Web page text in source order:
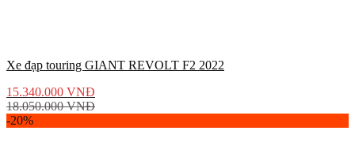
Xe đạp touring GIANT REVOLT F2 2022
15.340.000 VNĐ
18.050.000VNĐ
-20%